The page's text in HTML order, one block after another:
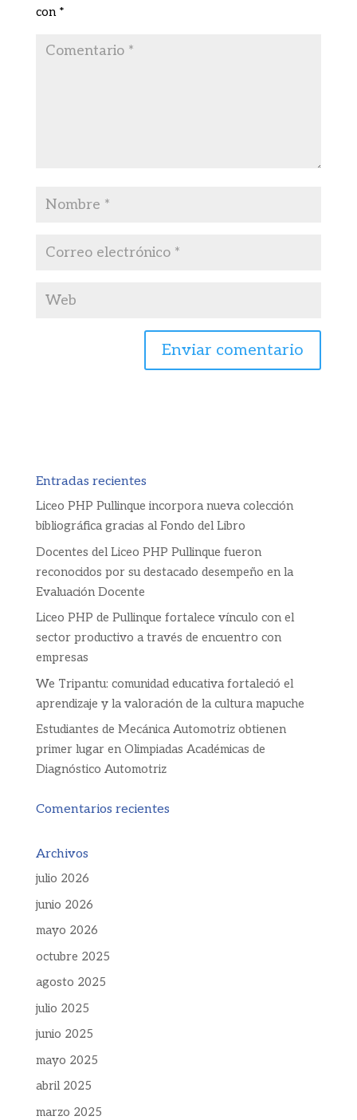
con *
Entradas recientes
Liceo PHP Pullinque incorpora nueva colección
bibliográfica gracias al Fondo del Libro
Docentes del Liceo PHP Pullinque fueron
reconocidos por su destacado desempeño en la
Evaluación Docente
Liceo PHP de Pullinque fortalece vínculo con el
sector productivo a través de encuentro con
empresas
We Tripantu: comunidad educativa fortaleció el
aprendizaje y la valoración de la cultura mapuche
Estudiantes de Mecánica Automotriz obtienen
primer lugar en Olimpiadas Académicas de
Diagnóstico Automotriz
Comentarios recientes
Archivos
julio 2026
junio 2026
mayo 2026
octubre 2025
agosto 2025
julio 2025
junio 2025
mayo 2025
abril 2025
marzo 2025